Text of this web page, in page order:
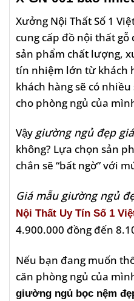
Xưởng Nội Thất Số 1
cung cấp đồ nội thất
sản phẩm chất lượng,
tín nhiệm lớn từ khách
khách hàng sẽ có
cho phòng ngủ của
Vậy giường ngủ đẹp
không? Lựa chọn sản
chắn sẽ “bất ngờ” với
Giá mẫu giường ngủ
Nội Thất Uy Tín Số 1
4.900.000 đồng đến
Nếu bạn đang muốn
căn phòng ngủ của
giường ngủ bọc nệm